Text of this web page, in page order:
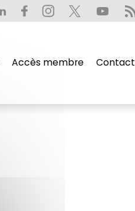
Accès membre Contact